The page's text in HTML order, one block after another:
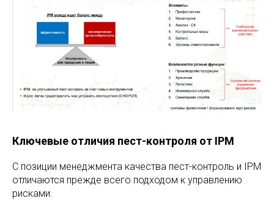
Ключевые отличия пест-контроля от IPM
С позиции менеджмента качества пест-контроль и IPM
отличаются прежде всего подходом к управлению
рисками.